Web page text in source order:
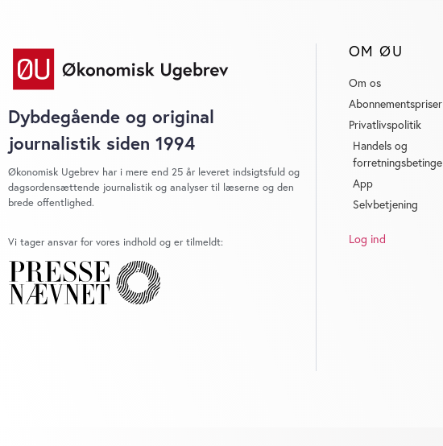
Dybdegående og original
journalistik siden 1994
Økonomisk Ugebrev har i mere end 25 år leveret indsigtsfuld og
dagsordensættende journalistik og analyser til læserne og den
brede offentlighed.
Vi tager ansvar for vores indhold og er tilmeldt:
OM ØU
Om os
Abonnementspriser
Privatlivspolitik
Handels og
App
Selvbetjening
Log ind